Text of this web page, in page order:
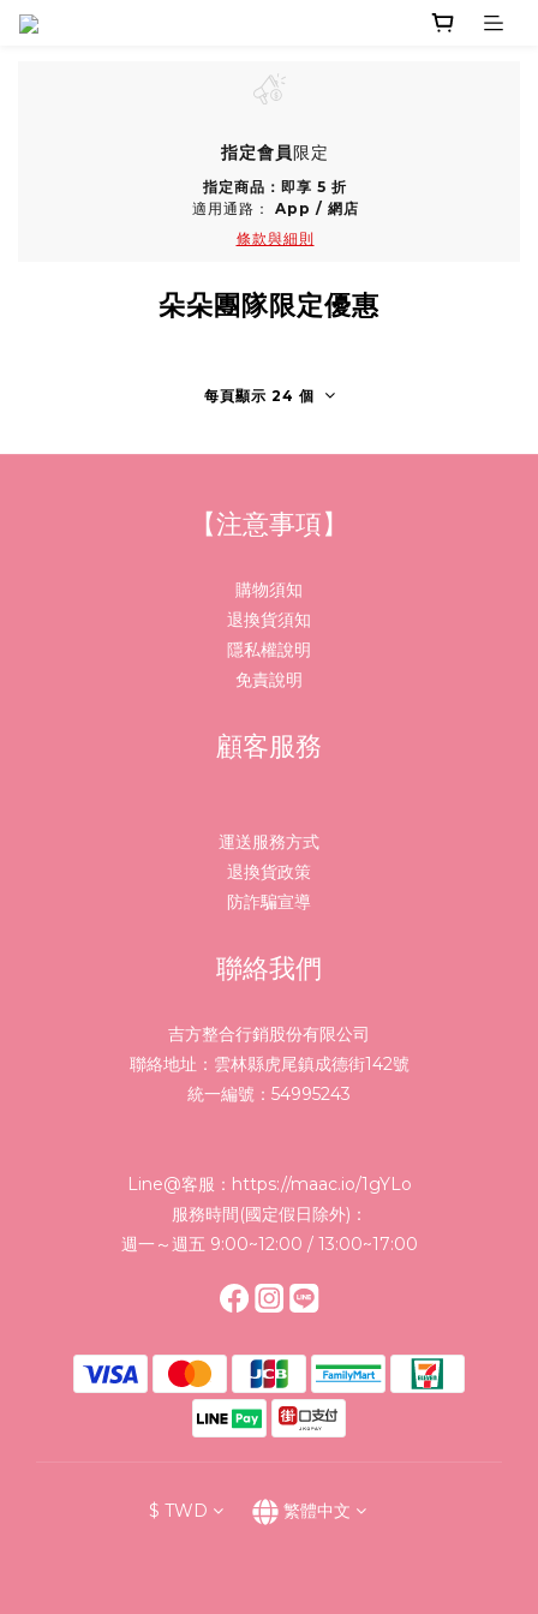
指定會員限定
指定商品：即享 5 折
適用通路： App / 網店
條款與細則
朵朵團隊限定優惠
每頁顯示 24 個
【注意事項】
購物須知
退換貨須知
隱私權說明
免責說明
顧客服務
運送服務方式
退換貨政策
防詐騙宣導
聯絡我們
吉方整合行銷股份有限公司
聯絡地址：雲林縣虎尾鎮成德街142號
統一編號：54995243
Line@客服： https://maac.io/1gYLo
服務時間(國定假日除外)：
週一～週五 9:00~12:00 / 13:00~17:00
$ TWD 繁體中文